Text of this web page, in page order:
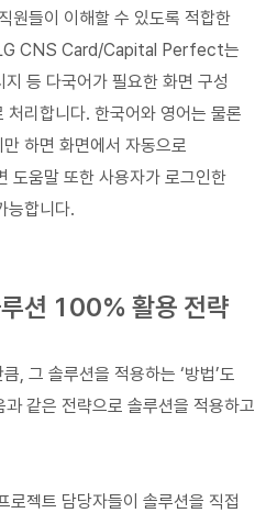
원들이 이해할 수 있도록 적합한
CNS Card/Capital Perfect는
등 다국어가 필요한 화면 구성
처리합니다. 한국어와 영어는 물론
하면 화면에서 자동으로
도움말 또한 사용자가 로그인한
능합니다.
션 100% 활용 전략
, 그 솔루션을 적용하는 ‘방법’도
같은 전략으로 솔루션을 적용하고
로젝트 담당자들이 솔루션을 직접